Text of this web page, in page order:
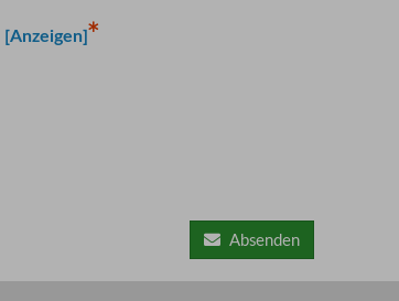
[Anzeigen]
Absenden